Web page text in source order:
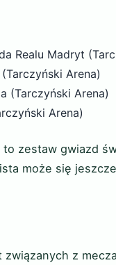
Realu Madryt
Arena)
(Tarczyński Arena)
Arena)
to zestaw gwiazd
może się
z